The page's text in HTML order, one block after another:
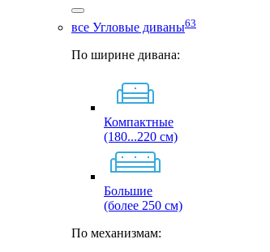
все Угловые диваны63
По ширине дивана:
Компактные
(180...220 см)
Большие
(более 250 см)
По механизмам: